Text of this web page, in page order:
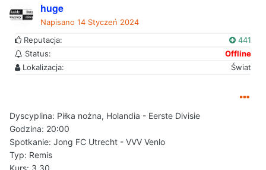
huge
Napisano 14 Styczeń 2024
Reputacja:
441
Status:
Offline
Lokalizacja:
Świat
Dyscyplina: Piłka nożna, Holandia - Eerste Divisie
Godzina: 20:00
Spotkanie: Jong FC Utrecht - VVV Venlo
Typ: Remis
Kurs: 3.30